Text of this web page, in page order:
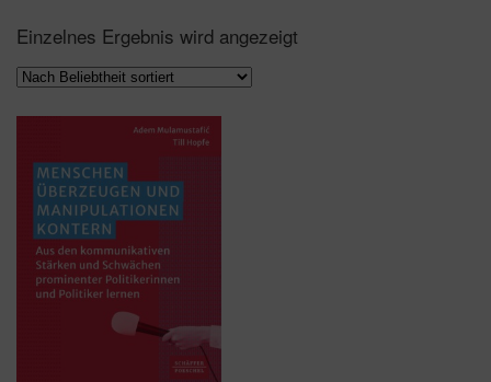
Einzelnes Ergebnis wird angezeigt